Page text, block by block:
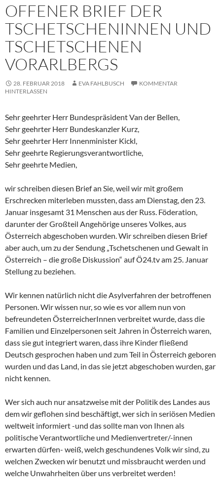
OFFENER BRIEF DER
TSCHETSCHENINNEN UND
TSCHETSCHENEN
VORARLBERGS
28. FEBRUAR 2018 EVA FAHLBUSCH
KOMMENTAR
HINTERLASSEN
Sehr geehrter Herr Bundespräsident Van der Bellen,
Sehr geehrter Herr Bundeskanzler Kurz,
Sehr geehrter Herr Innenminister Kickl,
Sehr geehrte Regierungsverantwortliche,
Sehr geehrte Medien,
wir schreiben diesen Brief an Sie, weil wir mit großem
Erschrecken miterleben mussten, dass am Dienstag, den 23.
Januar insgesamt 31 Menschen aus der Russ. Föderation,
darunter der Großteil Angehörige unseres Volkes, aus
Österreich abgeschoben wurden. Wir schreiben diesen Brief
aber auch, um zu der Sendung „Tschetschenen und Gewalt in
Österreich – die große Diskussion“ auf Ö24.tv am 25. Januar
Stellung zu beziehen.
Wir kennen natürlich nicht die Asylverfahren der betroffenen
Personen. Wir wissen nur, so wie es vor allem nun von
befreundeten ÖsterreicherInnen verbreitet wurde, dass die
Familien und Einzelpersonen seit Jahren in Österreich waren,
dass sie gut integriert waren, dass ihre Kinder fließend
Deutsch gesprochen haben und zum Teil in Österreich geboren
wurden und das Land, in das sie jetzt abgeschoben wurden, gar
nicht kennen.
Wer sich auch nur ansatzweise mit der Politik des Landes aus
dem wir geflohen sind beschäftigt, wer sich in seriösen Medien
weltweit informiert -und das sollte man von Ihnen als
politische Verantwortliche und Medienvertreter/-innen
erwarten dürfen- weiß, welch geschundenes Volk wir sind, zu
welchen Zwecken wir benutzt und missbraucht werden und
welche Unwahrheiten über uns verbreitet werden!